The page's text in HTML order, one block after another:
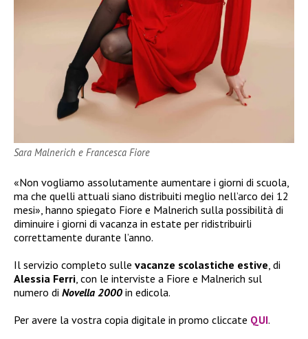
Sara Malnerich e Francesca Fiore
«Non vogliamo assolutamente aumentare i giorni di scuola,
ma che quelli attuali siano distribuiti meglio nell’arco dei 12
mesi», hanno spiegato Fiore e Malnerich sulla possibilità di
diminuire i giorni di vacanza in estate per ridistribuirli
correttamente durante l’anno.
Il servizio completo sulle vacanze scolastiche estive , di
Alessia Ferri , con le interviste a Fiore e Malnerich sul
numero di Novella 2000 in edicola.
Per avere la vostra copia digitale in promo cliccate QUI.